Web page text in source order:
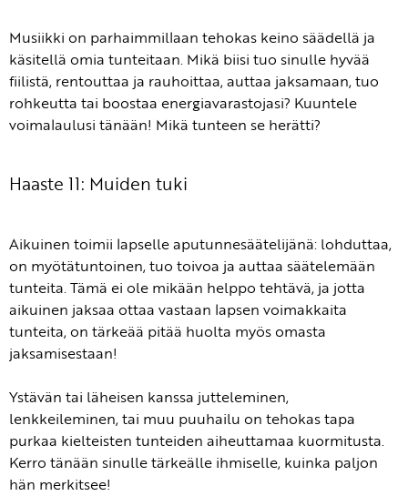
Musiikki on parhaimmillaan tehokas keino säädellä ja
käsitellä omia tunteitaan. Mikä biisi tuo sinulle hyvää
fiilistä, rentouttaa ja rauhoittaa, auttaa jaksamaan, tuo
rohkeutta tai boostaa energiavarastojasi? Kuuntele
voimalaulusi tänään! Mikä tunteen se herätti?
Haaste 11: Muiden tuki
Aikuinen toimii lapselle aputunnesäätelijänä: lohduttaa,
on myötätuntoinen, tuo toivoa ja auttaa säätelemään
tunteita. Tämä ei ole mikään helppo tehtävä, ja jotta
aikuinen jaksaa ottaa vastaan lapsen voimakkaita
tunteita, on tärkeää pitää huolta myös omasta
jaksamisestaan!
Ystävän tai läheisen kanssa jutteleminen,
lenkkeileminen, tai muu puuhailu on tehokas tapa
purkaa kielteisten tunteiden aiheuttamaa kuormitusta.
Kerro tänään sinulle tärkeälle ihmiselle, kuinka paljon
hän merkitsee!